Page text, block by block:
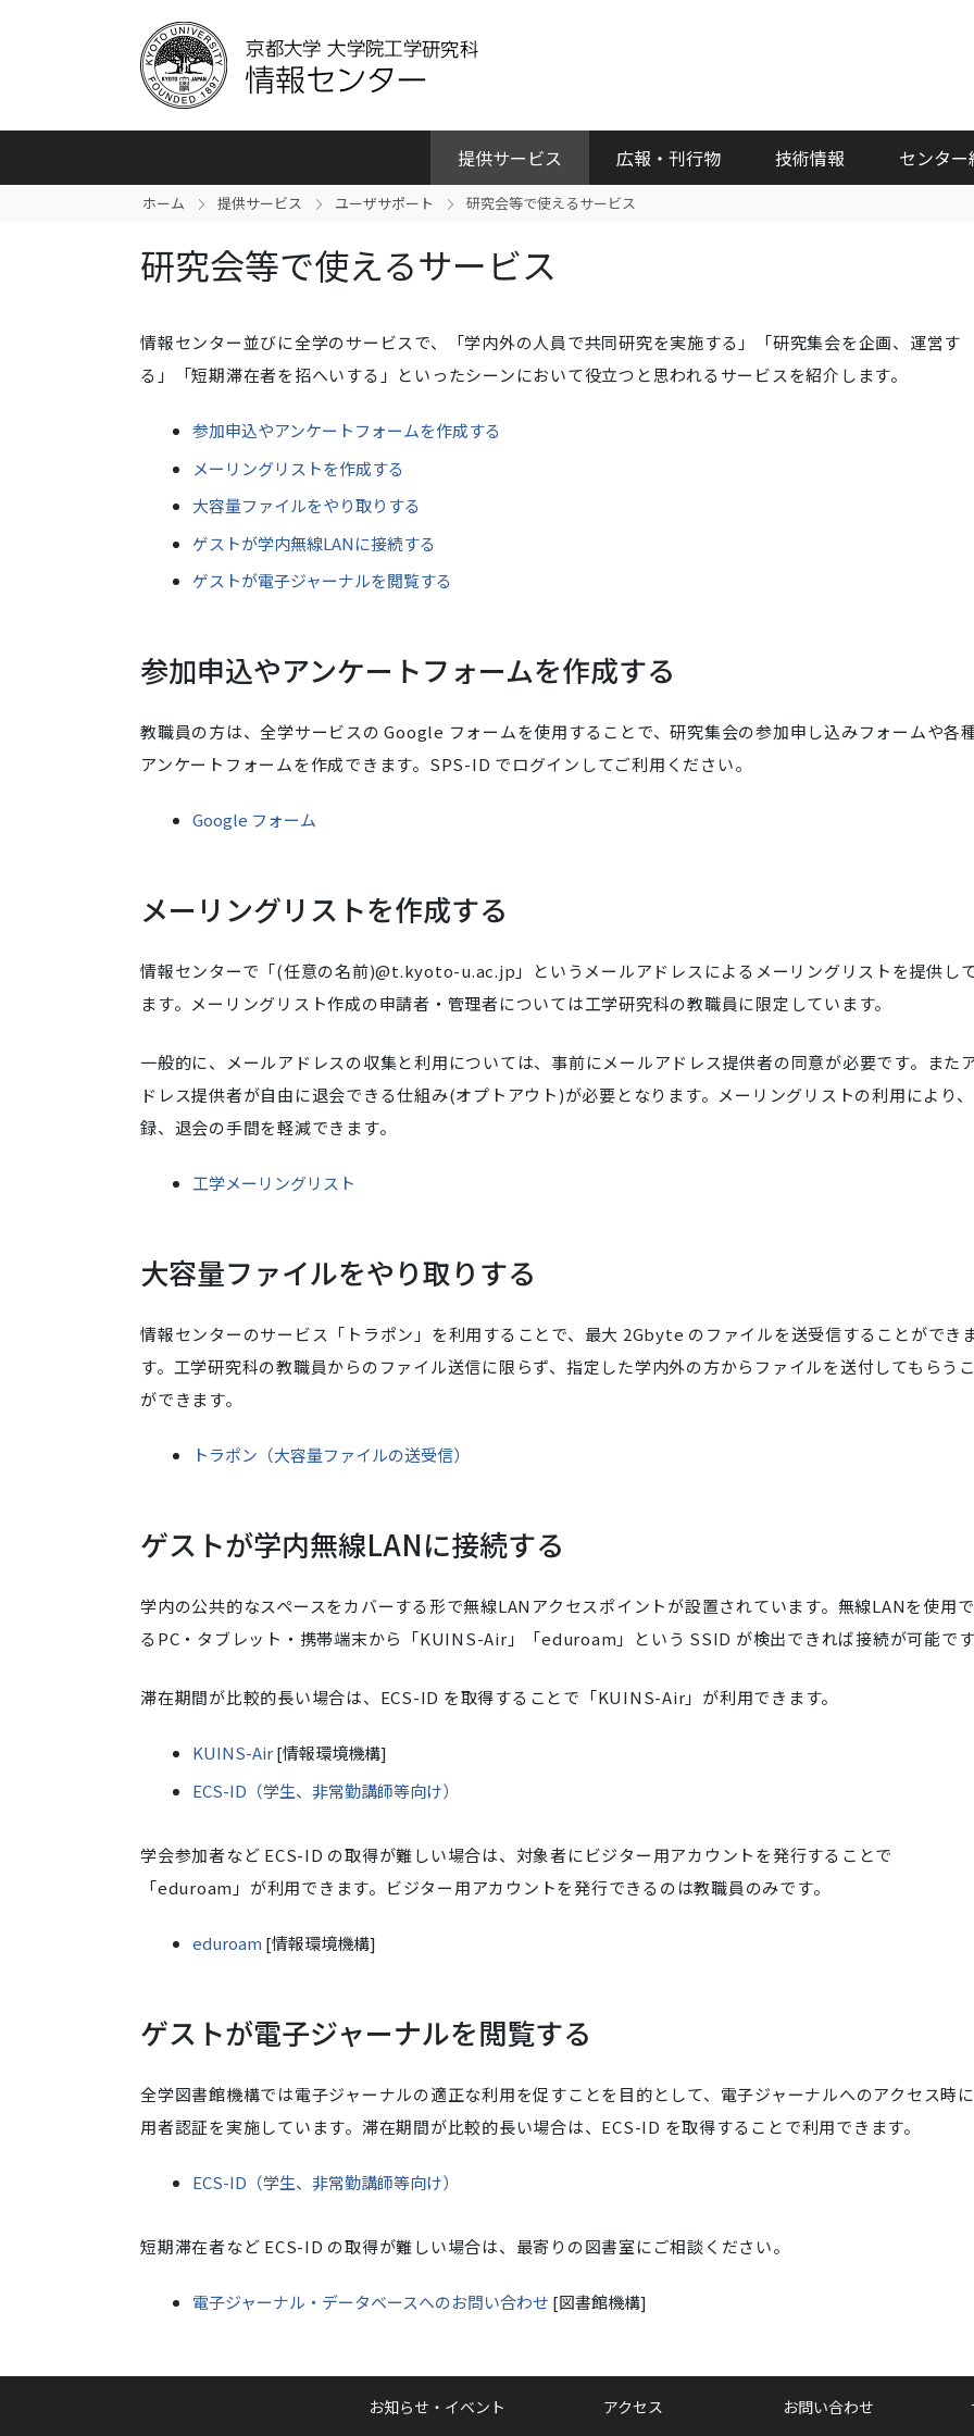
提供サービス 広報・刊行物 技術情報 センター
ホーム 提供サービス ユーザサポート 研究会等で使えるサービス
研究会等で使えるサービス
情報センター並びに全学のサービスで、「学内外の人員で共同研究を実施する」「研究集会を企画、運営す
る」「短期滞在者を招へいする」といったシーンにおいて役立つと思われるサービスを紹介します。
参加申込やアンケートフォームを作成する
メーリングリストを作成する
大容量ファイルをやり取りする
ゲストが学内無線LANに接続する
ゲストが電子ジャーナルを閲覧する
参加申込やアンケートフォームを作成する
教職員の方は、全学サービスの Google フォームを使用することで、研究集会の参加申し込みフォームや各
アンケートフォームを作成できます。SPS-ID でログインしてご利用ください。
Google フォーム
メーリングリストを作成する
情報センターで「(任意の名前)@t.kyoto-u.ac.jp」というメールアドレスによるメーリングリストを提供し
ます。メーリングリスト作成の申請者・管理者については工学研究科の教職員に限定しています。
一般的に、メールアドレスの収集と利用については、事前にメールアドレス提供者の同意が必要です。また
ドレス提供者が自由に退会できる仕組み(オプトアウト)が必要となります。メーリングリストの利用により
録、退会の手間を軽減できます。
工学メーリングリスト
大容量ファイルをやり取りする
情報センターのサービス「トラポン」を利用することで、最大 2Gbyte のファイルを送受信することができ
す。工学研究科の教職員からのファイル送信に限らず、指定した学内外の方からファイルを送付してもらう
ができます。
トラポン（大容量ファイルの送受信）
ゲストが学内無線LANに接続する
学内の公共的なスペースをカバーする形で無線LANアクセスポイントが設置されています。無線LANを使用
るPC・タブレット・携帯端末から「KUINS-Air」「eduroam」という SSID が検出できれば接続が可能です
滞在期間が比較的長い場合は、ECS-ID を取得することで「KUINS-Air」が利用できます。
KUINS-Air[情報環境機構]
ECS-ID（学生、非常勤講師等向け）
学会参加者など ECS-ID の取得が難しい場合は、対象者にビジター用アカウントを発行することで
「eduroam」が利用できます。ビジター用アカウントを発行できるのは教職員のみです。
eduroam [情報環境機構]
ゲストが電子ジャーナルを閲覧する
全学図書館機構では電子ジャーナルの適正な利用を促すことを目的として、電子ジャーナルへのアクセス時
用者認証を実施しています。滞在期間が比較的長い場合は、ECS-ID を取得することで利用できます。
ECS-ID（学生、非常勤講師等向け）
短期滞在者など ECS-ID の取得が難しい場合は、最寄りの図書室にご相談ください。
電子ジャーナル・データベースへのお問い合わせ [図書館機構]
お知らせ・イベント アクセス お問い合わせ